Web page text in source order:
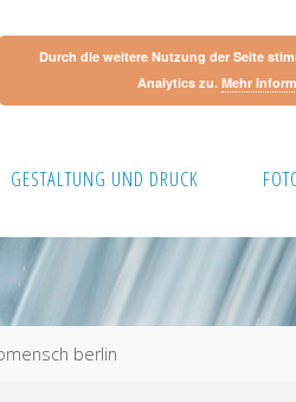
GESTALTUNG UND DRUCK
berlin
Durch die weitere Nutzung der Seite
Analytics zu. Mehr